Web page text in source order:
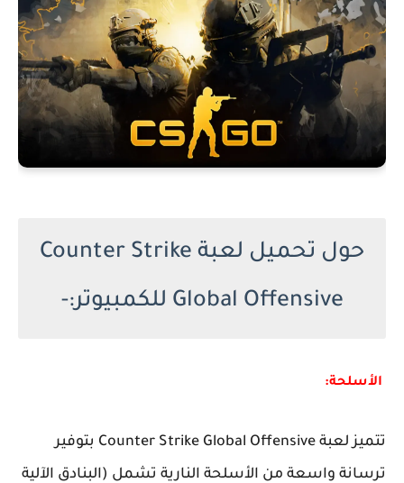
حول تحميل لعبة Counter Strike
Global Offensive للكمبيوتر:-
الأسلحة:
تتميز لعبة Counter Strike Global Offensive بتوفير
ترسانة واسعة من الأسلحة النارية تشمل (البنادق الآلية